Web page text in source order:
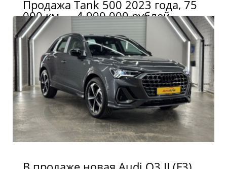
Продажа Tank 500 2023 года, 75
000 км — 4 990 000 рублей.